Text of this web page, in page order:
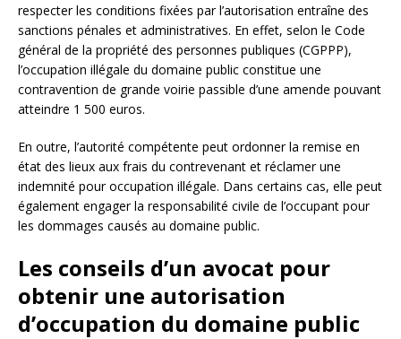
respecter les conditions fixées par l’autorisation entraîne des
sanctions pénales et administratives. En effet, selon le Code
général de la propriété des personnes publiques (CGPPP),
l’occupation illégale du domaine public constitue une
contravention de grande voirie passible d’une amende pouvant
atteindre 1 500 euros.
En outre, l’autorité compétente peut ordonner la remise en
état des lieux aux frais du contrevenant et réclamer une
indemnité pour occupation illégale. Dans certains cas, elle peut
également engager la responsabilité civile de l’occupant pour
les dommages causés au domaine public.
Les conseils d’un avocat pour
obtenir une autorisation
d’occupation du domaine public